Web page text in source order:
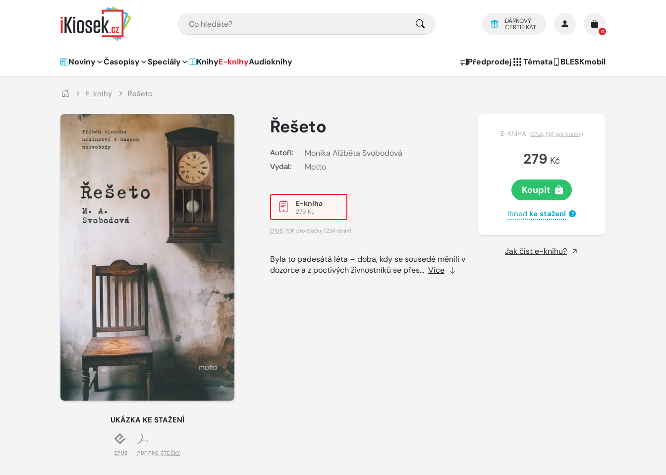
DÁRKOVÝ
CERTIFIKÁT
0
Hlavní navigace
Noviny Časopisy Speciály KnihyE-knihyAudioknihy Předprodej Témata BLESKmobil
E-knihy Řešeto
UKÁZKA KE STAŽENÍ
EPUB PDF PRO ČTEČKY
Řešeto
Autoři: Monika Alžběta Svobodová
Vydal: Motto
E-kniha
279 Kč
EPUB PDF pro čtečky(224 stran)
Byla to padesátá léta – doba, kdy se sousedé měnili v
dozorce a z poctivých živnostníků se přes... Více
E-KNIHA (EPUB, PDF pro čtečky)
279 Kč
Koupit
Ihned ke stažení ?
Jak číst e-knihu?